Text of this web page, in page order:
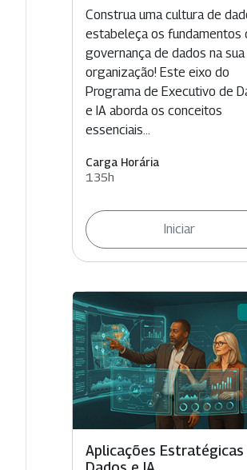
Construa uma cultura de
estabeleça os fundamentos
governança de dados na sua
organização! Este eixo do
Programa de Executivo de
e IA aborda os conceitos
essenciais...
Carga Horária
135h
Iniciar
Aplicações Estratégicas